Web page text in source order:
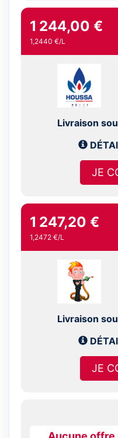
1 244,00 €
1,2440 €/L
Livraison
JE
1 247,20 €
1,2472 €/L
Livraison
JE